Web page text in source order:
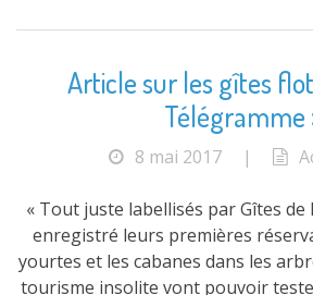
Article sur les gîtes
Télégramme
8 mai 2017 |
« Tout juste labellisés par Gîtes de
enregistré leurs premières
yourtes et les cabanes dans les
tourisme insolite vont pouvoir